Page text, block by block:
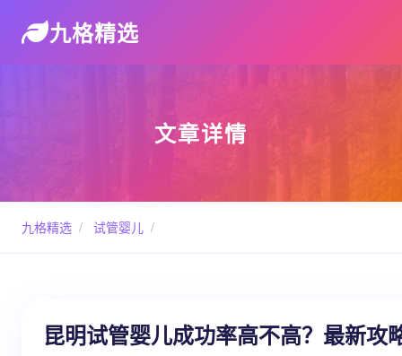
九格精选
文章详情
九格精选 / 试管婴儿 /
昆明试管婴儿成功率高不高？最新攻